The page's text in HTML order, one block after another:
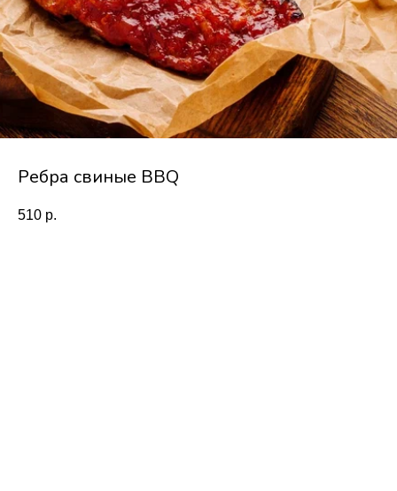
Ребра свиные BBQ
510 р.